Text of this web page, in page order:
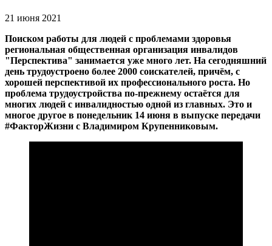
21 июня 2021
Поиском работы для людей с проблемами здоровья
региональная общественная организация инвалидов
"Перспектива" занимается уже много лет. На сегодняшний
день трудоустроено более 2000 соискателей, причём, с
хорошей перспективой их профессионального роста. Но
проблема трудоустройства по-прежнему остаётся для
многих людей с инвалидностью одной из главных. Это и
многое другое в понедельник 14 июня в выпуске передачи
#ФакторЖизни с Владимиром Крупенниковым.